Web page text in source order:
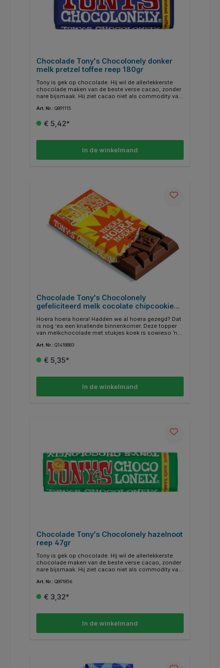
Chocolade Tony's Chocolonely donker
melk pretzel toffee reep 180gr
Tony is gek op chocolade. Hij wil de allerlekkerste
chocolade maken van de beste verse cacao, zonder
nare bijsmaak. Hij ziet cacao niet als commodity van
cacao rechtstreeks in bij de boerencoöperaties in
mee hebben. Een belangrijke stap richting 100%
Art. Nr.: Q891115
€ 5,42*
In de winkelmand
Chocolade Tony's Chocolonely
gefeliciteerd melk cocolate chipcookie
Hoera hoera hoera! Hadden we al hoera gezegd? Dat
is nog ‘es een knallende binnenkomer. Deze topper
van melkchocolade met stukjes koek is sowieso ’n
wat dan ook. Of uh.. om gewoon lekker zelf op te
Art. Nr.: Q1418883
€ 5,35*
In de winkelmand
Chocolade Tony's Chocolonely hazelnoot
reep 47gr
Tony is gek op chocolade. Hij wil de allerlekkerste
chocolade maken van de beste verse cacao, zonder
nare bijsmaak. Hij ziet cacao niet als commodity van
cacao rechtstreeks in bij de boerencoöperaties in
mee hebben. Een belangrijke stap richting 100%
Art. Nr.: Q891856
€ 3,32*
In de winkelmand